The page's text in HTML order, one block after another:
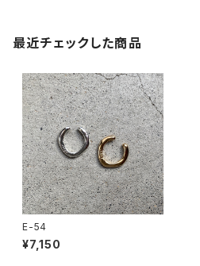
最近チェックした商品
E-54
¥7,150